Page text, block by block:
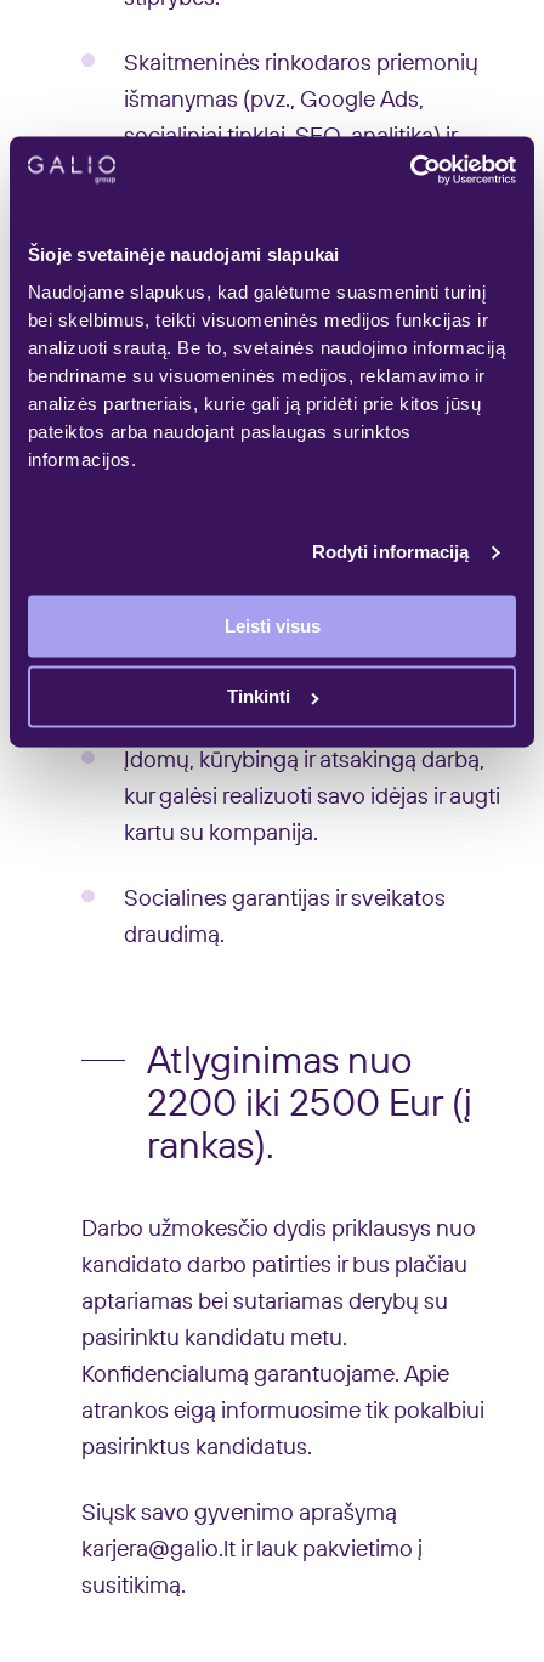
Šioje svetainėje naudojami slapukai
Naudojame slapukus, kad galėtume suasmeninti turinį
bei skelbimus, teikti visuomeninės medijos funkcijas ir
analizuoti srautą. Be to, svetainės naudojimo informaciją
bendriname su visuomeninės medijos, reklamavimo ir
analizės partneriais, kurie gali ją pridėti prie kitos jūsų
pateiktos arba naudojant paslaugas surinktos
informacijos.
Rodyti informaciją
Leisti visus
Tinkinti
Skaitmeninės rinkodaros priemonių
išmanymas (pvz., Google Ads,
socialiniai tinklai, SEO, analitika) ir
gebėjimas analizuoti jų rezultatus.
Mes siūlome:
Darbą stabiliai veikiančioje iš
žinomoje nekilnojamojo turto plėtros
kompanijoje.
projektais ir prisidėti prie tvarios
miestų plėtros.
Patrauklią ir inovatyvią darbo aplinką
centrinėje sostinės dalyje.
Įdomų, kūrybingą ir atsakingą darbą,
kur galėsi realizuoti savo idėjas ir augti
kartu su kompanija.
Socialines garantijas ir sveikatos
draudimą.
Atlyginimas nuo
2200 iki 2500 Eur (į
rankas).
Darbo užmokesčio dydis priklausys nuo
kandidato darbo patirties ir bus plačiau
aptariamas bei sutariamas derybų su
pasirinktu kandidatu metu.
Konfidencialumą garantuojame. Apie
atrankos eigą informuosime tik pokalbiui
pasirinktus kandidatus.
Siųsk savo gyvenimo aprašymą
karjera@galio.ltir lauk pakvietimo į
susitikimą.